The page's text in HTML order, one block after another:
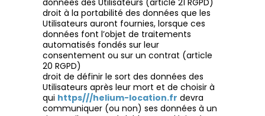
droit à la portabilité des données que les
Utilisateurs auront fournies, lorsque ces
données font l’objet de traitements
automatisés fondés sur leur
consentement ou sur un contrat (article
20 RGPD)
droit de définir le sort des données des
Utilisateurs après leur mort et de choisir à
qui https///helium-location.fr devra
communiquer (ou non) ses données à un